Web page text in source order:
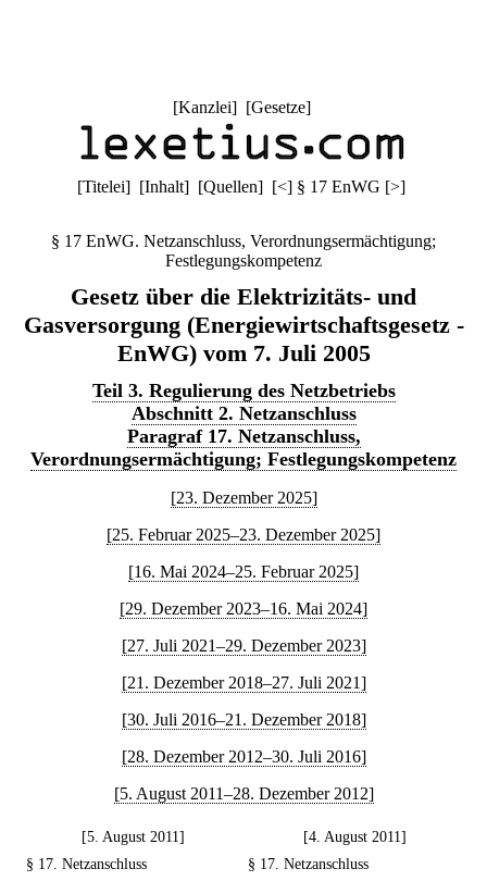
[Kanzlei] [Gesetze]
[Titelei] [Inhalt] [Quellen] [<] § 17 EnWG [>]
§ 17 EnWG. Netzanschluss, Verordnungsermächtigung;
Festlegungskompetenz
Gesetz über die Elektrizitäts- und
Gasversorgung (Energiewirtschaftsgesetz -
EnWG) vom 7. Juli 2005
Teil 3. Regulierung des Netzbetriebs
Abschnitt 2. Netzanschluss
Paragraf 17. Netzanschluss,
Verordnungsermächtigung; Festlegungskompetenz
[23. Dezember 2025]
[25. Februar 2025–23. Dezember 2025]
[16. Mai 2024–25. Februar 2025]
[29. Dezember 2023–16. Mai 2024]
[27. Juli 2021–29. Dezember 2023]
[21. Dezember 2018–27. Juli 2021]
[30. Juli 2016–21. Dezember 2018]
[28. Dezember 2012–30. Juli 2016]
[5. August 2011–28. Dezember 2012]
[5. August 2011]
[4. August 2011]
§ 17. Netzanschluss
§ 17. Netzanschluss